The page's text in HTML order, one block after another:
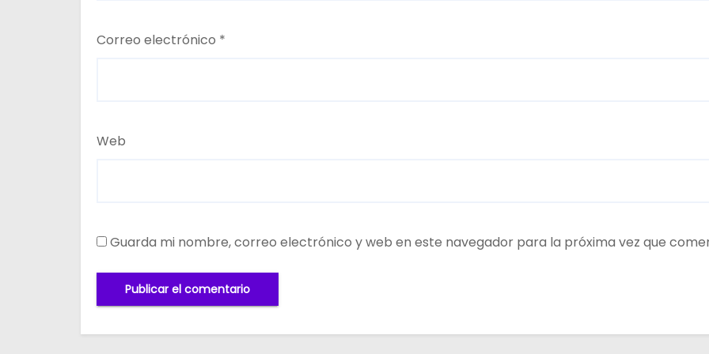
Correo electrónico *
Web
Guarda mi nombre, correo electrónico y web en este navegador para la próxima vez que